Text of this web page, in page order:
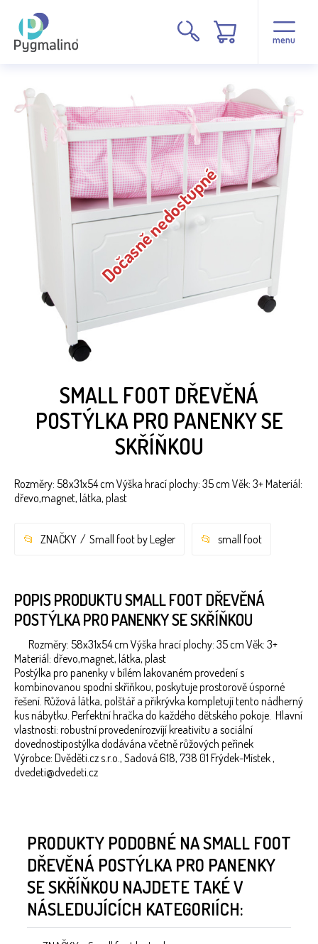
menu
Dočasně nedostupné
SMALL FOOT DŘEVĚNÁ
POSTÝLKA PRO PANENKY SE
SKŘÍŇKOU
Rozměry: 58x31x54 cm Výška hrací plochy: 35 cm Věk: 3+ Materiál:
dřevo,magnet, látka, plast
ZNAČKY Small foot by Legler small foot
POPIS PRODUKTU SMALL FOOT DŘEVĚNÁ
POSTÝLKA PRO PANENKY SE SKŘÍŇKOU
Rozměry: 58x31x54 cm Výška hrací plochy: 35 cm Věk: 3+
Materiál: dřevo,magnet, látka, plast
Postýlka pro panenky v bílém lakovaném provedení s
kombinovanou spodní skříňkou, poskytuje prostorově úsporné
řešení. Růžová látka, polštář a přikrývka kompletují tento nádherný
kus nábytku. Perfektní hračka do každého dětského pokoje. Hlavní
vlastnosti: robustní provedenírozvíjí kreativitu a sociální
dovednostipostýlka dodávána včetně růžových peřinek
Výrobce: Dvěděti.cz s.r.o., Sadová 618, 738 01 Frýdek-Místek ,
dvedeti@dvedeti.cz
PRODUKTY PODOBNÉ NA SMALL FOOT
DŘEVĚNÁ POSTÝLKA PRO PANENKY
SE SKŘÍŇKOU NAJDETE TAKÉ V
NÁSLEDUJÍCÍCH KATEGORIÍCH: